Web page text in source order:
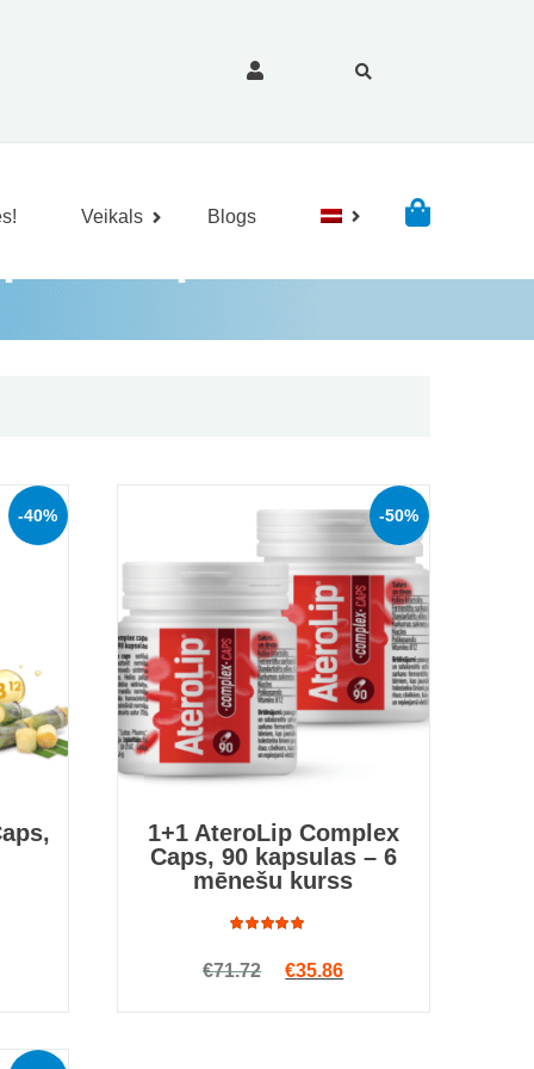
Veikals Blogs
Caps
-40%
was: €15.68.
-50%
1+1 AteroLip Complex
Caps, 90 kapsulas – 6
mēnešu kurss
4.94
out
€71.72 Original price was: €71.72.
€35.86Current price is: